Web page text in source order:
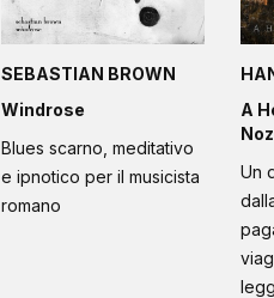
SEBASTIAN BROWN
Windrose
Blues scarno, meditativo
e ipnotico per il musicista
romano
A
Noz
Un